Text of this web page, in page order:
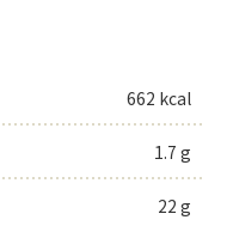
662 kcal
1.7 g
22 g